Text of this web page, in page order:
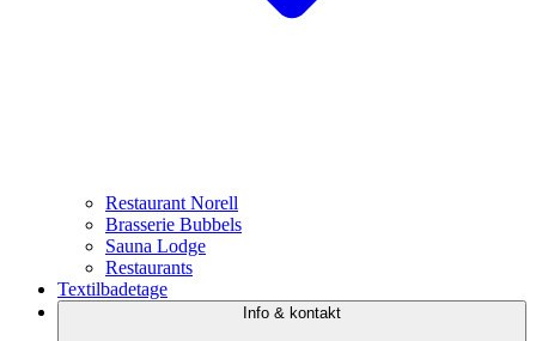
Restaurant Norell
Brasserie Bubbels
Sauna Lodge
Restaurants
Textilbadetage
Info & kontakt